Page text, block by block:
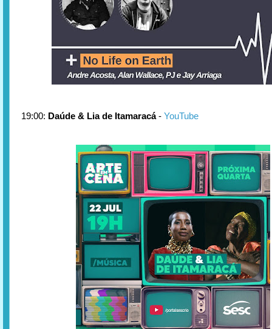
19:00: Daúde & Lia de Itamaracá- YouTube